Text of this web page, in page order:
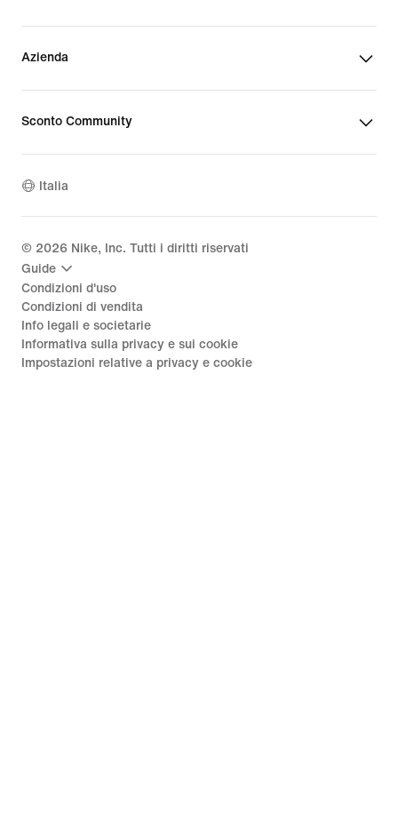
Azienda
Sconto Community
Italia
© 2026 Nike, Inc. Tutti i diritti riservati
Guide
Condizioni d'uso
Condizioni di vendita
Info legali e societarie
Informativa sulla privacy e sui cookie
Impostazioni relative a privacy e cookie